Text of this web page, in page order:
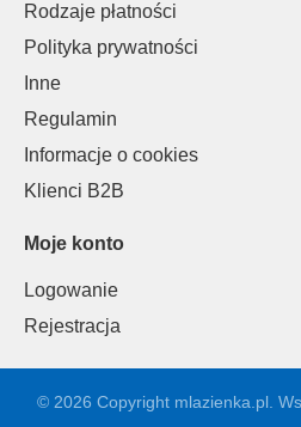
Rodzaje płatności
Polityka prywatności
Inne
Regulamin
Informacje o cookies
Klienci B2B
Moje konto
Logowanie
Rejestracja
© 2026 Copyright mlazienka.pl.